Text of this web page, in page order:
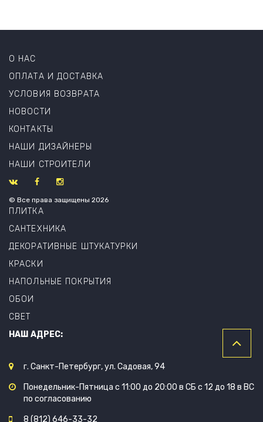
О НАС
ОПЛАТА И ДОСТАВКА
УСЛОВИЯ ВОЗВРАТА
НОВОСТИ
КОНТАКТЫ
НАШИ ДИЗАЙНЕРЫ
НАШИ СТРОИТЕЛИ
© Все права защищены 2026
ПЛИТКА
САНТЕХНИКА
ДЕКОРАТИВНЫЕ ШТУКАТУРКИ
КРАСКИ
НАПОЛЬНЫЕ ПОКРЫТИЯ
ОБОИ
СВЕТ
НАШ АДРЕС:
г. Санкт-Петербург, ул. Садовая, 94
Понедельник-Пятница с 11:00 до 20:00 в СБ с 12 до 18 в ВС
по согласованию
8 (812) 646-33-32